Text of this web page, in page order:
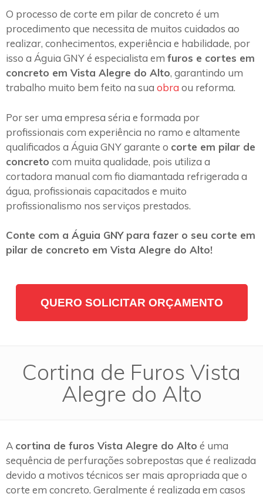
O processo de corte em pilar de concreto é um
procedimento que necessita de muitos cuidados ao
realizar, conhecimentos, experiência e habilidade, por
isso a Águia GNY é especialista em furos e cortes em
concreto em Vista Alegre do Alto, garantindo um
trabalho muito bem feito na sua obra ou reforma.
Por ser uma empresa séria e formada por
profissionais com experiência no ramo e altamente
qualificados a Águia GNY garante o corte em pilar de
concreto com muita qualidade, pois utiliza a
cortadora manual com fio diamantada refrigerada a
água, profissionais capacitados e muito
profissionalismo nos serviços prestados.
Conte com a Águia GNY para fazer o seu corte em
pilar de concreto em Vista Alegre do Alto!
QUERO SOLICITAR ORÇAMENTO
Cortina de Furos Vista
Alegre do Alto
A cortina de furos Vista Alegre do Alto é uma
sequência de perfurações sobrepostas que é realizada
devido a motivos técnicos ser mais apropriada que o
corte em concreto. Geralmente é realizada em casos